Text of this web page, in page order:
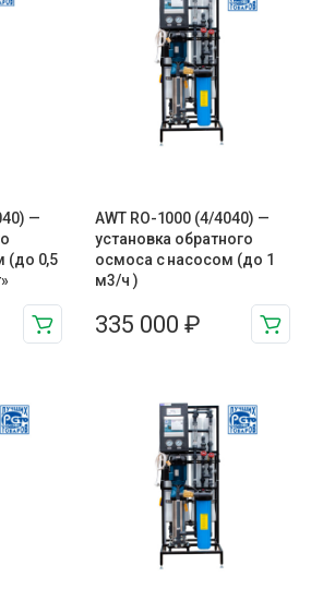
—
(до 0,5
AWT RO-1000 (4/4040) —
установка обратного
осмоса с насосом (до 1
м3/ч )
335 000 ₽